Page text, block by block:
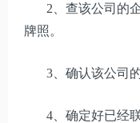
2、查该公司的
牌照。
3、确认该公司
4、确定好已经